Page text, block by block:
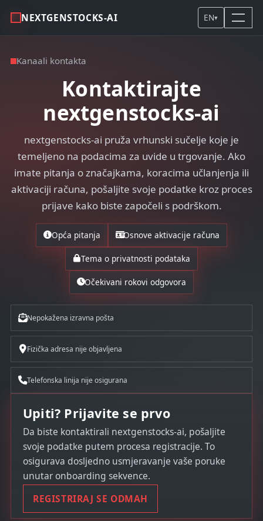
NEXTGENSTOCKS-AI EN▾
Kanaali kontakta
Kontaktirajte
nextgenstocks-ai
nextgenstocks-ai pruža vrhunski sučelje koje je
temeljeno na podacima za uvide u trgovanje. Ako
imate pitanja o značajkama, koracima učlanjenja ili
aktivaciji računa, pošaljite svoje podatke kroz proces
prijave kako biste započeli s podrškom.
Opća pitanja Osnove aktivacije računa
Tema o privatnosti podataka
Očekivani rokovi odgovora
Nepokažena izravna pošta
Fizička adresa nije objavljena
Telefonska linija nije osigurana
Upiti? Prijavite se prvo
Da biste kontaktirali nextgenstocks-ai, pošaljite
svoje podatke putem procesa registracije. To
osigurava dosljedno usmjeravanje vaše poruke
unutar onboarding sekvence.
REGISTRIRAJ SE ODMAH